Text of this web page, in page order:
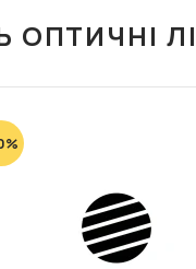
ОПТИЧНІ